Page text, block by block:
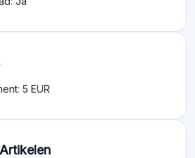
5 EUR